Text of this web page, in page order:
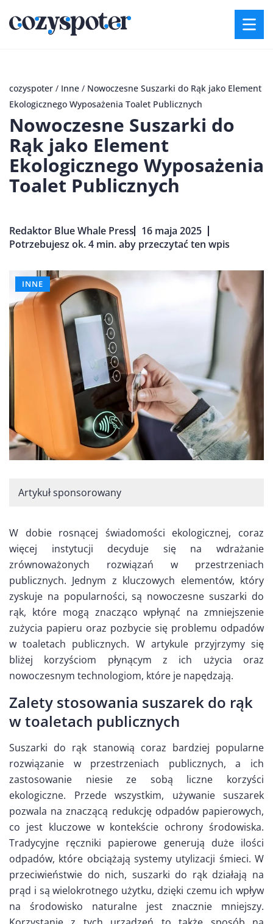
cozyspoter / Inne / Nowoczesne Suszarki do Rąk jako Element
Ekologicznego Wyposażenia Toalet Publicznych
Nowoczesne Suszarki do
Rąk jako Element
Ekologicznego Wyposażenia
Toalet Publicznych
Redaktor Blue Whale Press
16 maja 2025
Potrzebujesz ok. 4 min. aby przeczytać ten wpis
INNE
Artykuł sponsorowany
W dobie rosnącej świadomości ekologicznej, coraz
więcej instytucji decyduje się na wdrażanie
zrównoważonych rozwiązań w przestrzeniach
publicznych. Jednym z kluczowych elementów, który
zyskuje na popularności, są nowoczesne suszarki do
rąk, które mogą znacząco wpłynąć na zmniejszenie
zużycia papieru oraz pozbycie się problemu odpadów
w toaletach publicznych. W artykule przyjrzymy się
bliżej korzyściom płynącym z ich użycia oraz
nowoczesnym technologiom, które je napędzają.
Zalety stosowania suszarek do rąk
w toaletach publicznych
Suszarki do rąk stanowią coraz bardziej popularne
rozwiązanie w przestrzeniach publicznych, a ich
zastosowanie niesie ze sobą liczne korzyści
ekologiczne. Przede wszystkim, używanie suszarek
pozwala na znaczącą redukcję odpadów papierowych,
co jest kluczowe w kontekście ochrony środowiska.
Tradycyjne ręczniki papierowe generują duże ilości
odpadów, które obciążają systemy utylizacji śmieci. W
przeciwieństwie do nich, suszarki do rąk działają na
prąd i są wielokrotnego użytku, dzięki czemu ich wpływ
na środowisko naturalne jest znacznie mniejszy.